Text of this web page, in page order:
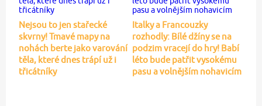
Nejsou to jen stařecké
skvrny! Tmavé mapy na
nohách berte jako varování
těla, které dnes trápí už i
třicátníky
Italky a Francouzky
rozhodly: Bílé džíny se na
podzim vracejí do hry! Babí
léto bude patřit vysokému
pasu a volnějším nohavicím